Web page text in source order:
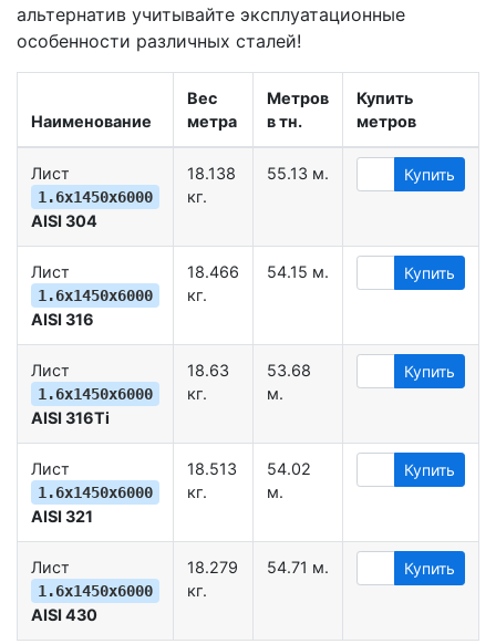
альтернатив учитывайте эксплуатационные
особенности различных сталей!
Наименование
Вес
метра
Метров
в тн.
Купить
метров
Лист
1.6х1450х6000
AISI 304
18.138
кг.
55.13 м. Купить
Лист
1.6х1450х6000
AISI 316
18.466
кг.
54.15 м. Купить
Лист
1.6х1450х6000
AISI 316Ti
18.63
кг.
53.68
м.
Купить
Лист
1.6х1450х6000
AISI 321
18.513
кг.
54.02
м.
Купить
Лист
1.6х1450х6000
AISI 430
18.279
кг.
54.71 м. Купить